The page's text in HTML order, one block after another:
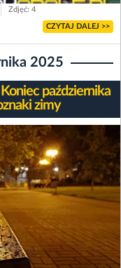
Zdjęć: 4
CZYTAJ DALEJ >>
2025
października
zimy